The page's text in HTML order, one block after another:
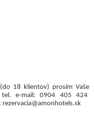
18 klientov) prosím Vaše
e-mail: 0904 405 424